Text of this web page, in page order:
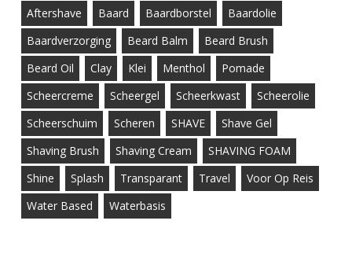
Aftershave Baard Baardborstel
Baardolie
Baardverzorging
Beard Balm
Beard Brush
Beard Oil
Clay Klei Menthol
Pomade
Scheercreme
Scheergel Scheerkwast
Scheerolie
Scheerschuim
Scheren SHAVE
Shave Gel
Shaving Brush
Shaving Cream
SHAVING FOAM
Shine
Splash Transparant Travel
Voor Op Reis
Water Based
Waterbasis